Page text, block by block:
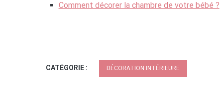
Comment décorer la chambre de votre bébé ?
CATÉGORIE : DÉCORATION INTÉRIEURE